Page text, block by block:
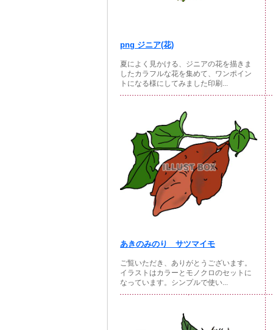
png ジニア(花)
夏によく見かける、ジニアの花を描きま
したカラフルな花を集めて、ワンポイン
トになる様にしてみました印刷...
あきのみのり サツマイモ
ご覧いただき、ありがとうございます。
イラストはカラーとモノクロのセットに
なっています。シンプルで使い...